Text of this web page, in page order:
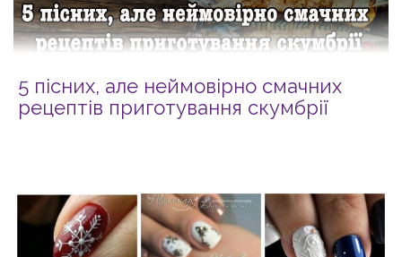
5 пісних, але неймовірно смачних
рецептів приготування скумбрії